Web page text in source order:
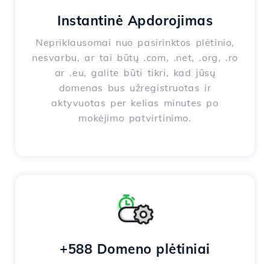
Instantinė Apdorojimas
Nepriklausomai nuo pasirinktos plėtinio,
nesvarbu, ar tai būtų .com, .net, .org, .ro
ar .eu, galite būti tikri, kad jūsų
domenas bus užregistruotas ir
aktyvuotas per kelias minutes po
mokėjimo patvirtinimo.
+588 Domeno plėtiniai